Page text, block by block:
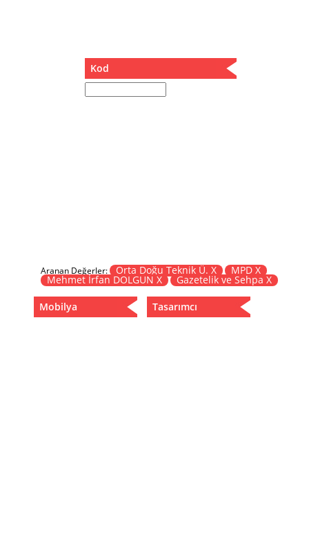
Separatör
Zigon
Kod
Aranan Değerler: Orta Doğu Teknik Ü. X MPD X
Mehmet İrfan DOLGUN X Gazetelik ve Sehpa X
Mobilya Tasarımcı